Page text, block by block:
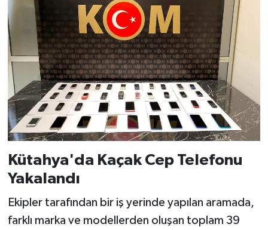
Kütahya'da Kaçak Cep Telefonu
Yakalandı
Ekipler tarafından bir iş yerinde yapılan aramada,
farklı marka ve modellerden oluşan toplam 39